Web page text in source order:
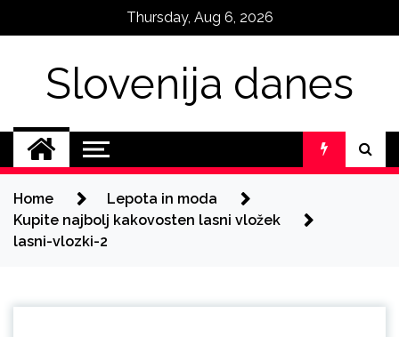
Thursday, Aug 6, 2026
Slovenija danes
Home
Lepota in moda
Kupite najbolj kakovosten lasni vložek
lasni-vlozki-2